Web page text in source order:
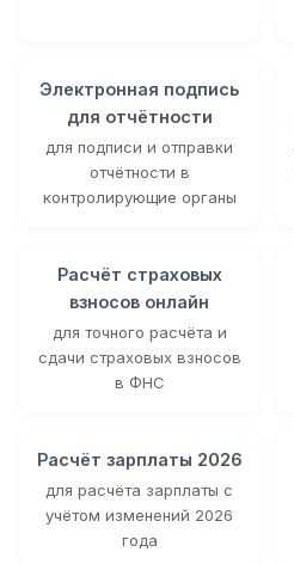
Электронная подпись
для отчётности
для подписи и отправки
отчётности в
контролирующие органы
Расчёт страховых
взносов онлайн
для точного расчёта и
сдачи страховых взносов
в ФНС
Расчёт зарплаты 2026
для расчёта зарплаты с
учётом изменений 2026
года